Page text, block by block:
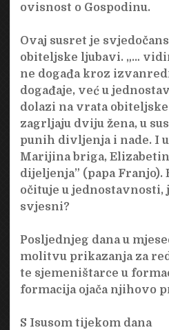
ovisnost o Gospodinu.
Ovaj susret je
obiteljske ljubavi. „…
ne događa kroz
događaje, već u
dolazi na vrata
zagrljaju dviju žena, u
punih divljenja i nade. I
Marijina briga,
dijeljenja” (papa Franjo).
očituje u jednostavnosti,
svjesni?
Posljednjeg dana u
molitvu prikazanja za
te sjemeništarce u
formacija ojača njihovo
S Isusom tijekom dana